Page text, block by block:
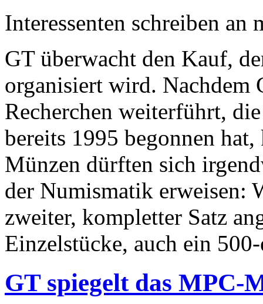
Interessenten schreiben
GT überwacht den Kauf,
organisiert wird. Nachdem
Recherchen weiterführt,
bereits 1995 begonnen
Münzen dürften sich
der Numismatik erweisen:
zweiter, kompletter Satz
Einzelstücke, auch ein
GT spiegelt das MPC-